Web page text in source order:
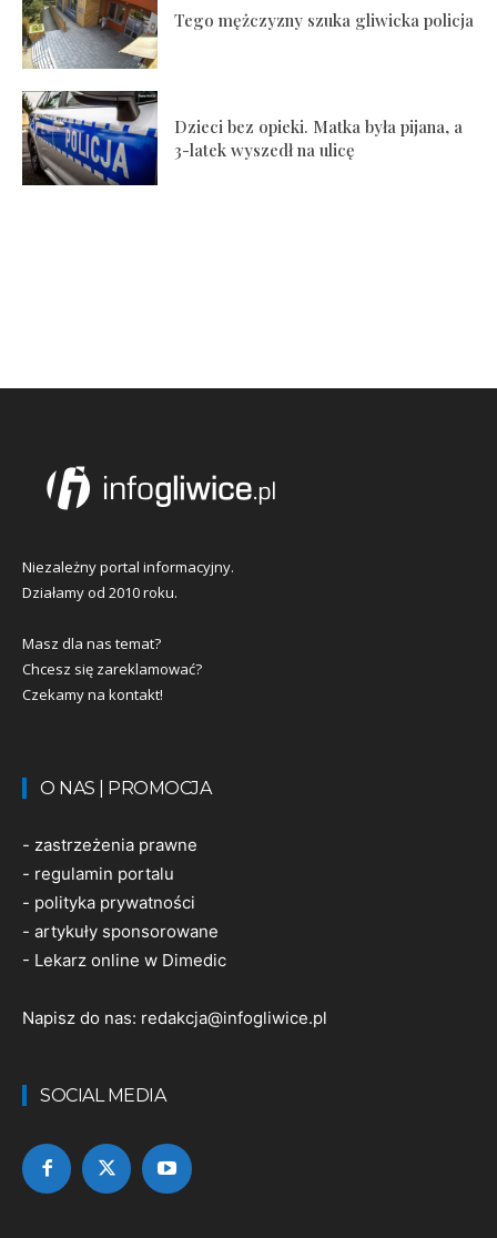
Tego mężczyzny szuka gliwicka policja
Dzieci bez opieki. Matka była pijana, a
3-latek wyszedł na ulicę
Niezależny portal informacyjny.
Działamy od 2010 roku.
Masz dla nas temat?
Chcesz się zareklamować?
Czekamy na kontakt!
O NAS | PROMOCJA
- zastrzeżenia prawne
- regulamin portalu
- polityka prywatności
- artykuły sponsorowane
- Lekarz online w Dimedic
Napisz do nas: redakcja@infogliwice.pl
SOCIAL MEDIA